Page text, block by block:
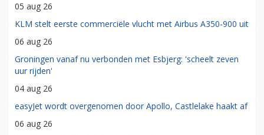
05 aug 26
KLM stelt eerste commerciële vlucht met Airbus A350-900 uit
06 aug 26
Groningen vanaf nu verbonden met Esbjerg: 'scheelt zeven
uur rijden'
04 aug 26
easyJet wordt overgenomen door Apollo, Castlelake haakt af
06 aug 26